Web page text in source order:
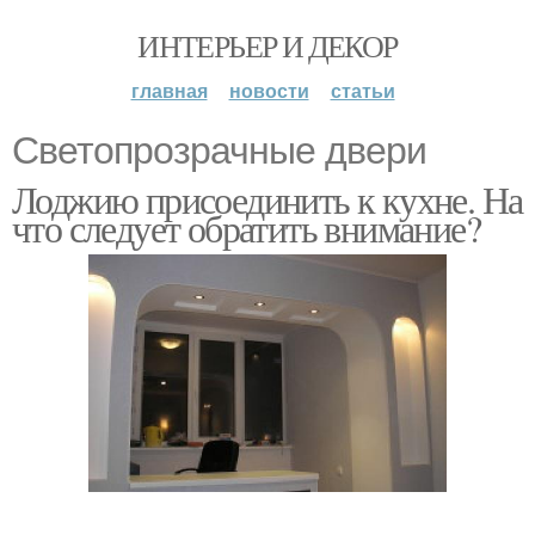
ИНТЕРЬЕР И ДЕКОР
главная новости статьи
Светопрозрачные двери
Лоджию присоединить к кухне. На
что следует обратить внимание?